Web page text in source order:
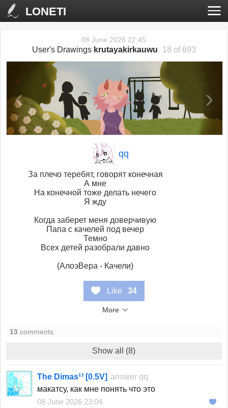
LONETI
08 June 2026 22:45
User's Drawings krutayakirkauwu 18 of 693
‹ ›
qq
За плечо теребят, говорят конечная
А мне
На конечной тоже делать нечего
Я жду
Когда заберет меня доверчивую
Папа с качелей под вечер
Темно
Всех детей разобрали давно
(АлоэВера - Качели)
Like 34
More
13 comments
Show all (8)
The Dimas¹³ [0.5V] answer qq
макатсу, как мне понять что это
08 June 2026 23:04